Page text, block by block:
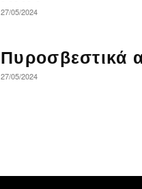
27/05/2024
27/05/2024